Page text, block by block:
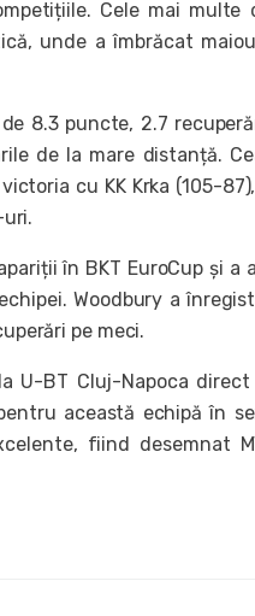
Cele mai multe
unde a îmbrăcat
8.3 puncte, 2.7
de la mare distanță.
cu KK Krka (105-
în BKT EuroCup și a
Woodbury a
pe meci.
U-BT Cluj-Napoca
această echipă în
fiind desemnat